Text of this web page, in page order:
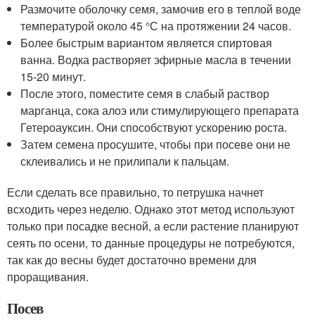
Размочите оболочку семя, замочив его в теплой воде
температурой около 45 °С на протяжении 24 часов.
Более быстрым вариантом является спиртовая
ванна. Водка растворяет эфирные масла в течении
15-20 минут.
После этого, поместите семя в слабый раствор
марганца, сока алоэ или стимулирующего препарата
Гетероауксин. Они способствуют ускорению роста.
Затем семена просушите, чтобы при посеве они не
склеивались и не прилипали к пальцам.
Если сделать все правильно, то петрушка начнет
всходить через неделю. Однако этот метод используют
только при посадке весной, а если растение планируют
сеять по осени, то данные процедуры не потребуются,
так как до весны будет достаточно времени для
проращивания.
Посев